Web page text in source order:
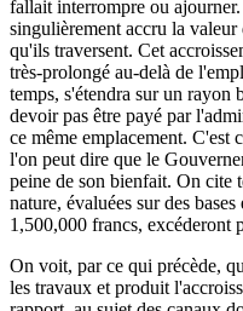
fallait interrompre ou
singulièrement accru la
qu'ils traversent. Cet
très-prolongé au-delà de
temps, s'étendra sur un rayon
devoir pas être payé par
ce même emplacement. C'est
l'on peut dire que le
peine de son bienfait. On cite
nature, évaluées sur des
1,500,000 francs, excéderont
On voit, par ce qui précède,
les travaux et produit